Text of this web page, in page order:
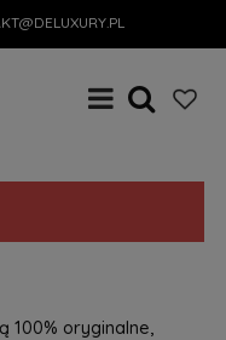
100% oryginalne,